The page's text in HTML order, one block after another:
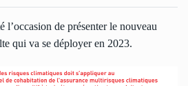
l’occasion de présenter le nouveau
qui va se déployer en 2023.